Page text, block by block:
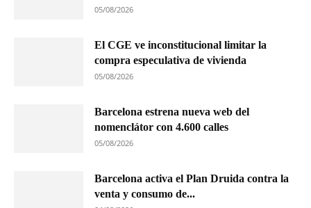
05/08/2026
El CGE ve inconstitucional limitar la
compra especulativa de vivienda
05/08/2026
Barcelona estrena nueva web del
nomenclátor con 4.600 calles
05/08/2026
Barcelona activa el Plan Druida contra la
venta y consumo de...